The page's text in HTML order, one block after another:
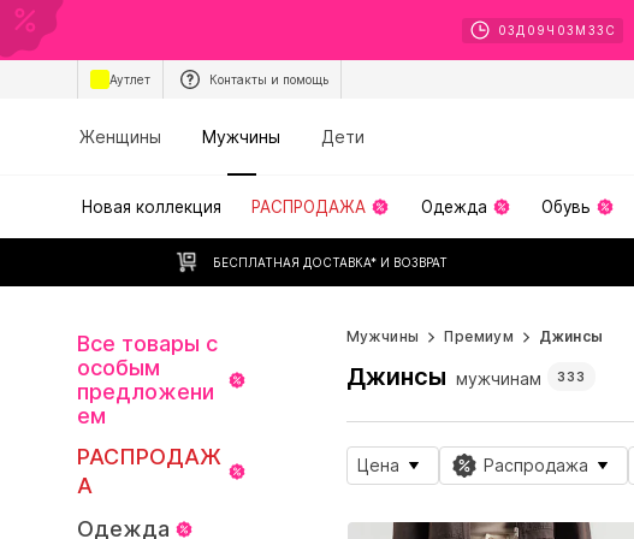
03 Д 09 Ч 03 М 31 С
Аутлет Контакты и помощь
Женщины Мужчины Дети
Новая коллекция РАСПРОДАЖА Одежда Обувь
БЕСПЛАТНАЯ ДОСТАВКА* И ВОЗВРАТ
Все товары с
особым
предложени
ем
РАСПРОДАЖ
А
Одежда
Мужчины Премиум Джинсы
Джинсы мужчинам 333
Цена Распродажа